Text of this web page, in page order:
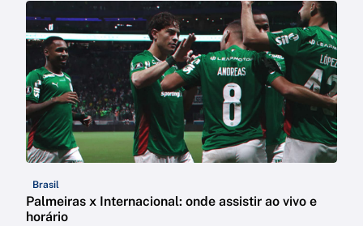
Brasil
Palmeiras x Internacional: onde assistir ao vivo e
horário